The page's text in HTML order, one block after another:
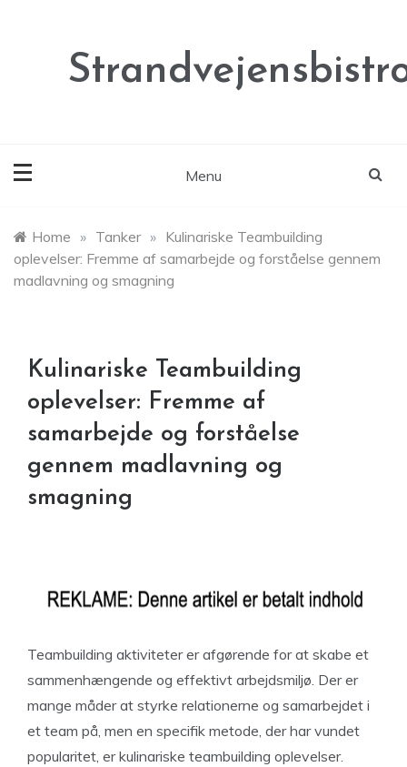
Menu
Home » Tanker » Kulinariske Teambuilding
oplevelser: Fremme af samarbejde og forståelse gennem
madlavning og smagning
Kulinariske Teambuilding
oplevelser: Fremme af
samarbejde og forståelse
gennem madlavning og
smagning
Teambuilding aktiviteter er afgørende for at skabe et
sammenhængende og effektivt arbejdsmiljø. Der er
mange måder at styrke relationerne og samarbejdet i
et team på, men en specifik metode, der har vundet
popularitet, er kulinariske teambuilding oplevelser.